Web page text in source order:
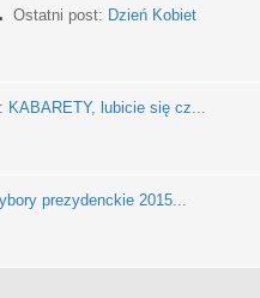
Ostatni post: Dzień Kobiet
KABARETY, lubicie się cz...
prezydenckie 2015...